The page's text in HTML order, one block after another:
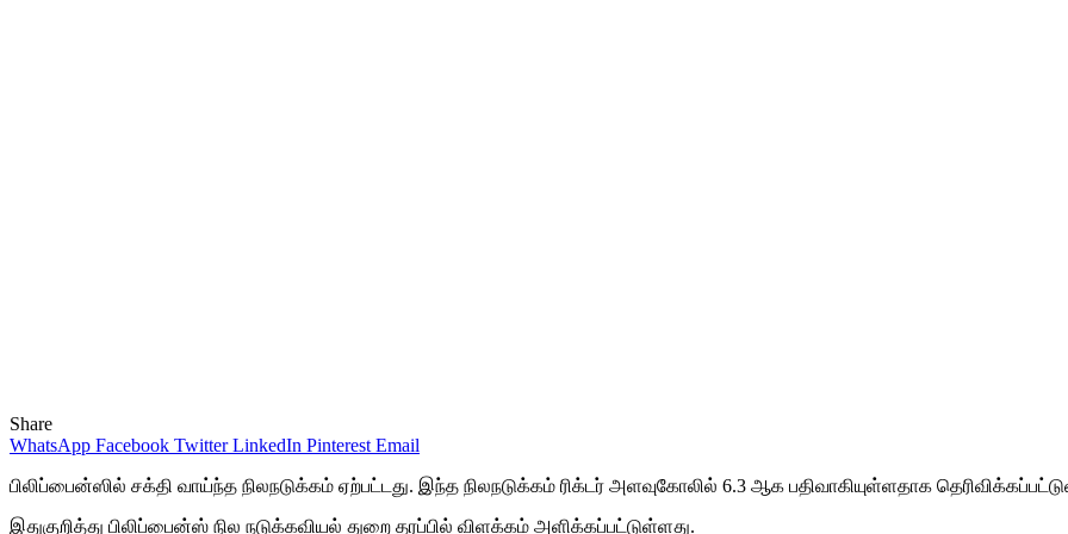
Share
WhatsApp Facebook Twitter LinkedIn Pinterest Email
பிலிப்பைன்ஸில் சக்தி வாய்ந்த நிலநடுக்கம் ஏற்பட்டது. இந்த நிலநடுக்கம் ரிக்டர் அளவுகோலில் 6.3 ஆக பதிவாகியுள்ளதாக
இதுகுறித்து பிலிப்பைன்ஸ் நில நடுக்கவியல் துறை தரப்பில் விளக்கம் அளிக்கப்பட்டுள்ளது.